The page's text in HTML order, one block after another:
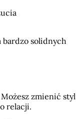
bardzo solidnych
zmienić styl
relacji.